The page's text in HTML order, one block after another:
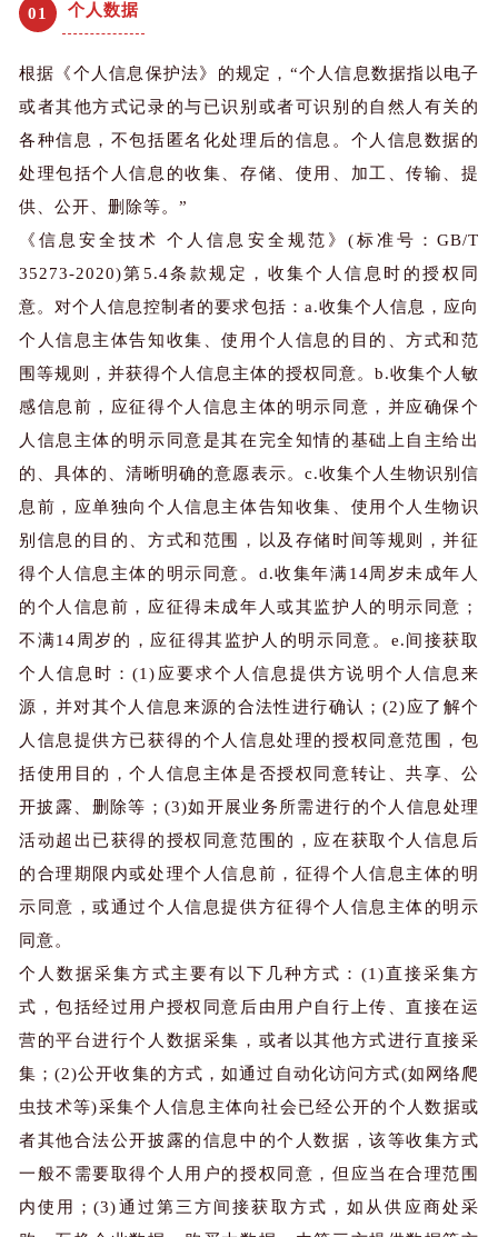
01 个人数据
根据《个人信息保护法》的规定，“个人信息数据指以电子
或者其他方式记录的与已识别或者可识别的自然人有关的
各种信息，不包括匿名化处理后的信息。个人信息数据的
处理包括个人信息的收集、存储、使用、加工、传输、提
供、公开、删除等。”
《信息安全技术 个人信息安全规范》(标准号：GB/T
35273-2020)第5.4条款规定，收集个人信息时的授权同
意。对个人信息控制者的要求包括：a.收集个人信息，应向
个人信息主体告知收集、使用个人信息的目的、方式和范
围等规则，并获得个人信息主体的授权同意。b.收集个人敏
感信息前，应征得个人信息主体的明示同意，并应确保个
人信息主体的明示同意是其在完全知情的基础上自主给出
的、具体的、清晰明确的意愿表示。c.收集个人生物识别信
息前，应单独向个人信息主体告知收集、使用个人生物识
别信息的目的、方式和范围，以及存储时间等规则，并征
得个人信息主体的明示同意。d.收集年满14周岁未成年人
的个人信息前，应征得未成年人或其监护人的明示同意；
不满14周岁的，应征得其监护人的明示同意。e.间接获取
个人信息时：(1)应要求个人信息提供方说明个人信息来
源，并对其个人信息来源的合法性进行确认；(2)应了解个
人信息提供方已获得的个人信息处理的授权同意范围，包
括使用目的，个人信息主体是否授权同意转让、共享、公
开披露、删除等；(3)如开展业务所需进行的个人信息处理
活动超出已获得的授权同意范围的，应在获取个人信息后
的合理期限内或处理个人信息前，征得个人信息主体的明
示同意，或通过个人信息提供方征得个人信息主体的明示
同意。
个人数据采集方式主要有以下几种方式：(1)直接采集方
式，包括经过用户授权同意后由用户自行上传、直接在运
营的平台进行个人数据采集，或者以其他方式进行直接采
集；(2)公开收集的方式，如通过自动化访问方式(如网络爬
虫技术等)采集个人信息主体向社会已经公开的个人数据或
者其他合法公开披露的信息中的个人数据，该等收集方式
一般不需要取得个人用户的授权同意，但应当在合理范围
内使用；(3)通过第三方间接获取方式，如从供应商处采